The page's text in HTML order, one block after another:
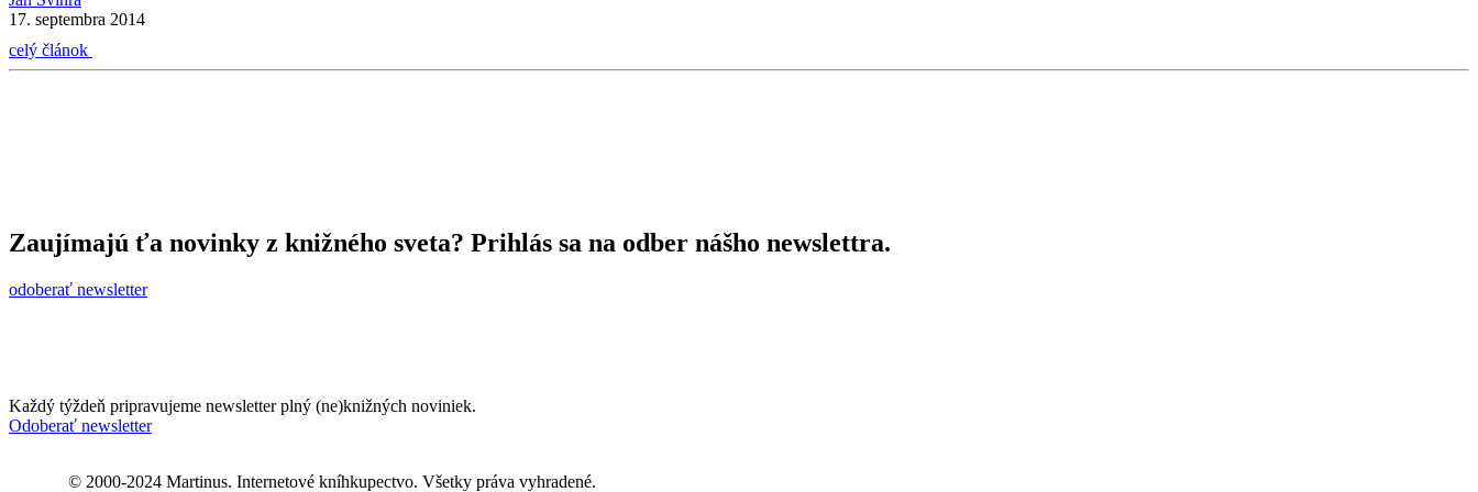
17. septembra 2014
celý článok
Zaujímajú ťa novinky z knižného sveta? Prihlás sa na odber nášho newslettra.
odoberať newsletter
Každý týždeň pripravujeme newsletter plný (ne)knižných noviniek.
Odoberať newsletter
© 2000-2024 Martinus. Internetové kníhkupectvo. Všetky práva vyhradené.